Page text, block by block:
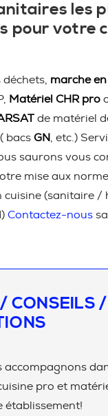
les
pour votre
marche
Matériel CHR pro
de matériel
bacs GN
, etc.)
saurons vous
mise aux
cuisine (sanitaire /
Contactez-nous
CONSEILS /
accompagnons
pro et
établissement!